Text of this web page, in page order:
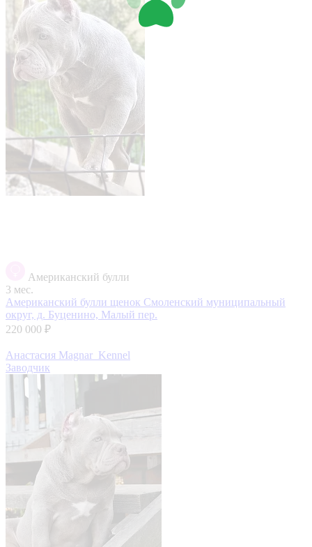
Американский булли
3 мес.
Американский булли щенок Смоленский муниципальный
округ, д. Буценино, Малый пер.
220 000 ₽
Анастасия Magnar_Kennel
Заводчик